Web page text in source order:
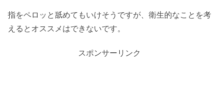
指をペロッと舐めてもいけそうですが、衛生的なことを考
えるとオススメはできないです。
スポンサーリンク